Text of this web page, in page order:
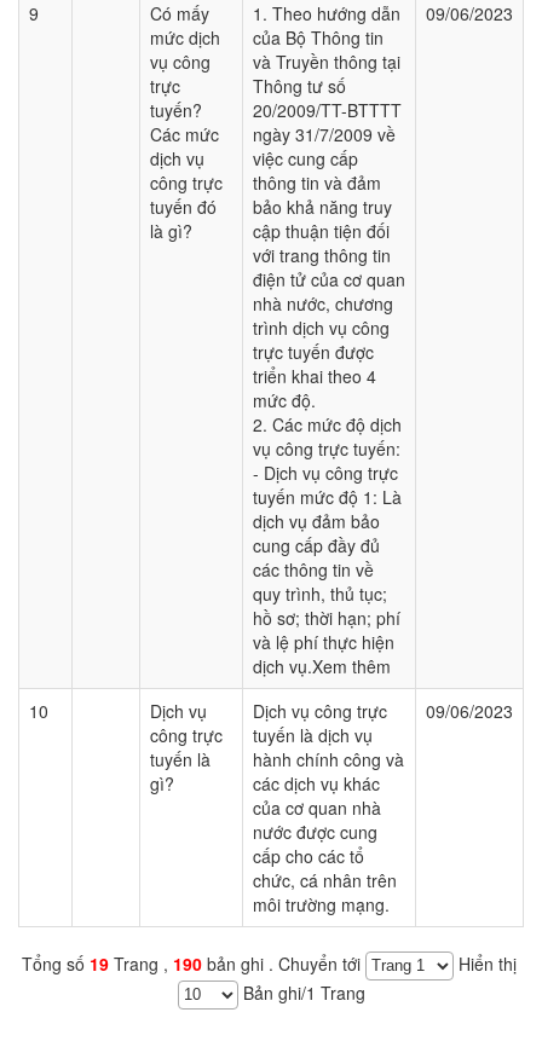
9
Có mấy
mức dịch
vụ công
trực
tuyến?
Các mức
dịch vụ
công trực
tuyến đó
là gì?
1. Theo hướng dẫn
của Bộ Thông tin
và Truyền thông tại
Thông tư số
20/2009/TT-BTTTT
ngày 31/7/2009 về
việc cung cấp
thông tin và đảm
bảo khả năng truy
cập thuận tiện đối
với trang thông tin
điện tử của cơ quan
nhà nước, chương
trình dịch vụ công
trực tuyến được
triển khai theo 4
mức độ.
2. Các mức độ dịch
vụ công trực tuyến:
- Dịch vụ công trực
tuyến mức độ 1: Là
dịch vụ đảm bảo
cung cấp đầy đủ
các thông tin về
quy trình, thủ tục;
hồ sơ; thời hạn; phí
và lệ phí thực hiện
dịch vụ.Xem thêm
09/06/2023
10
Dịch vụ
công trực
tuyến là
gì?
Dịch vụ công trực
tuyến là dịch vụ
hành chính công và
các dịch vụ khác
của cơ quan nhà
nước được cung
cấp cho các tổ
chức, cá nhân trên
môi trường mạng.
09/06/2023
Tổng số 19 Trang , 190bản ghi . Chuyển tới
Hiển thị
Bản ghi/1 Trang